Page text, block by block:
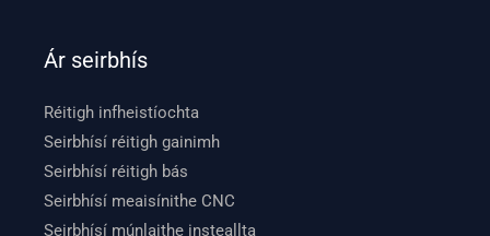
Ár seirbhís
Réitigh infheistíochta
Seirbhísí réitigh gainimh
Seirbhísí réitigh bás
Seirbhísí meaisínithe CNC
Seirbhísí múnlaithe insteallta